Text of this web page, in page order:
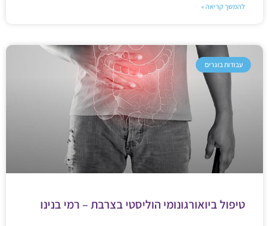
להמשך קריאה »
עבודות בוגרים
טיפול ביואורגונומי הוליסטי בצרבת – רמי בנינו